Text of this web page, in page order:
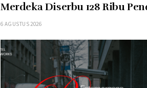
Merdeka Diserbu 128 Ribu
6 AGUSTUS 2026